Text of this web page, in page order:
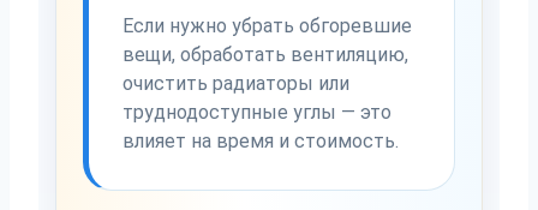
Если нужно убрать обгоревшие
вещи, обработать вентиляцию,
очистить радиаторы или
труднодоступные углы — это
влияет на время и стоимость.